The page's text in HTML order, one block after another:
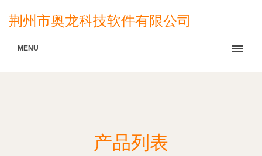
荆州市奥龙科技软件有限公司
MENU
产品列表